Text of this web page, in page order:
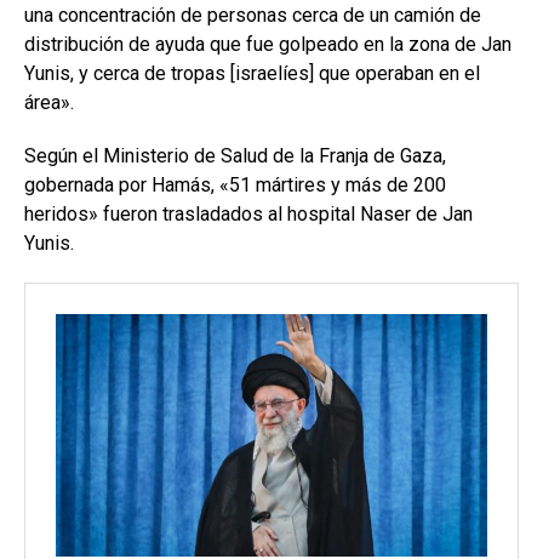
una concentración de personas cerca de un camión de
distribución de ayuda que fue golpeado en la zona de Jan
Yunis, y cerca de tropas [israelíes] que operaban en el
área».
Según el Ministerio de Salud de la Franja de Gaza,
gobernada por Hamás, «51 mártires y más de 200
heridos» fueron trasladados al hospital Naser de Jan
Yunis.